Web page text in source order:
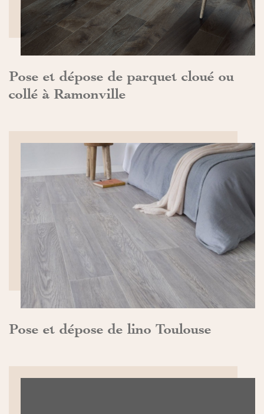
Pose et dépose de parquet cloué ou
collé à Ramonville
Pose et dépose de lino Toulouse
DÉCOUVRIR>>